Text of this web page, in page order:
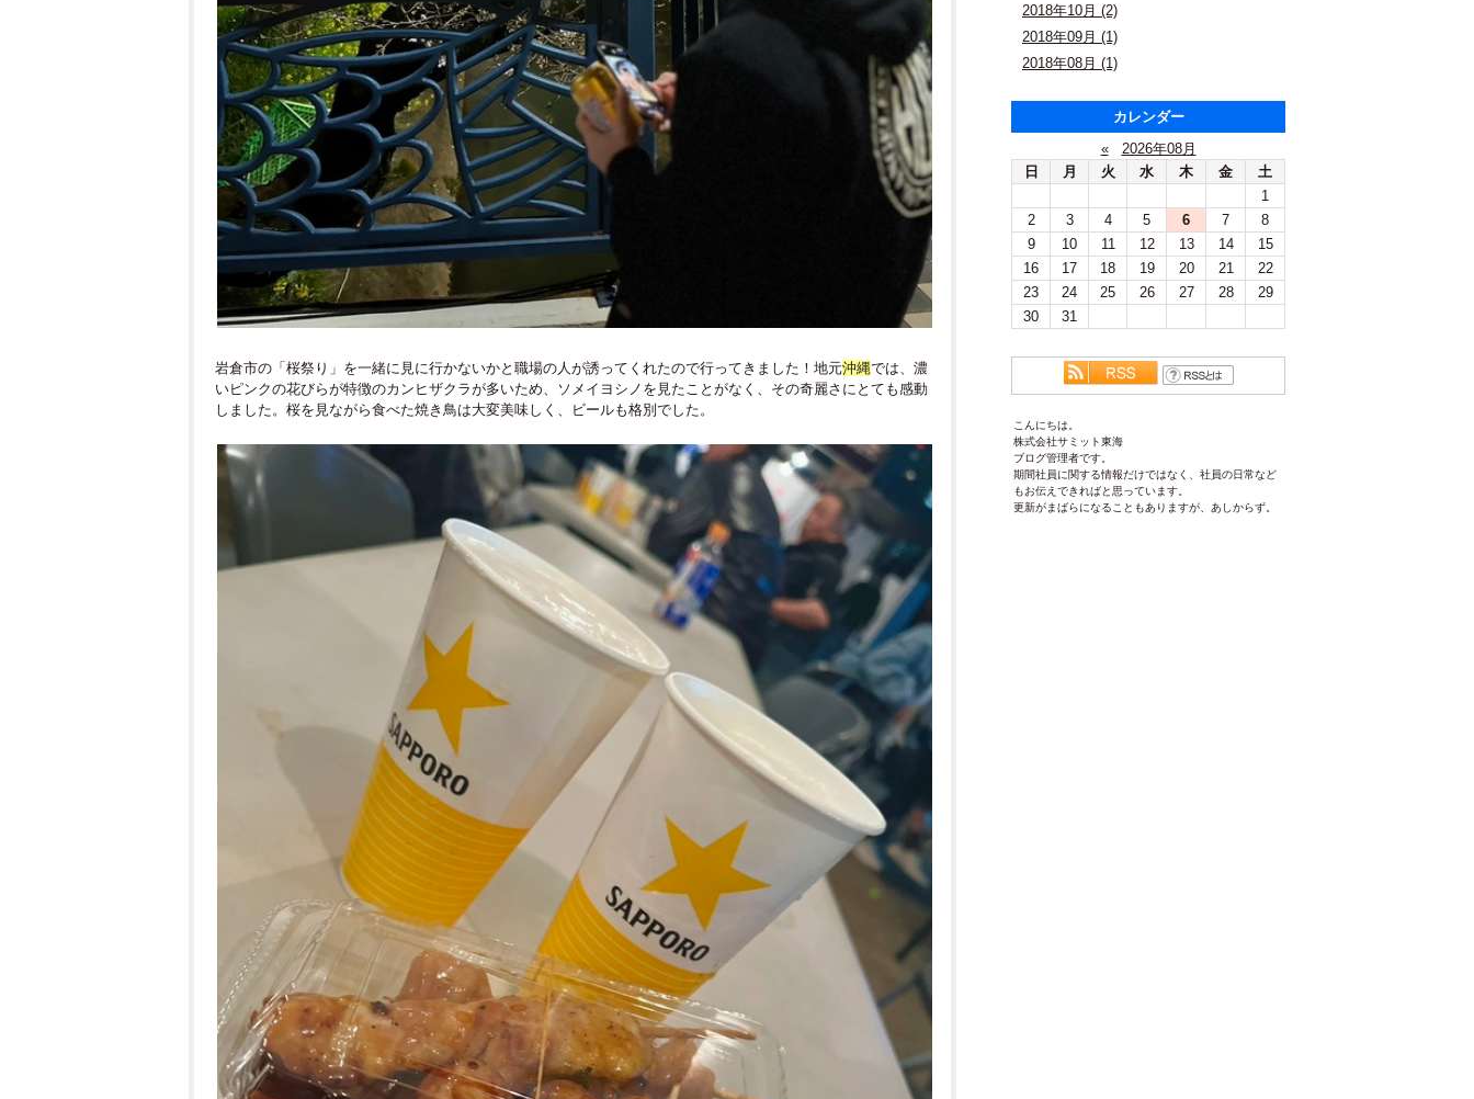
岩倉市の「桜祭り」を一緒に見に行かないかと職場の人が誘ってくれたので行ってきました！地元沖縄では、濃
いピンクの花びらが特徴のカンヒザクラが多いため、ソメイヨシノを見たことがなく、その奇麗さにとても感動
しました。桜を見ながら食べた焼き鳥は大変美味しく、ビールも格別でした。
2018年10月 (2)
2018年09月 (1)
2018年08月 (1)
カレンダー
«
2026年08月
日
月 火 水 木 金
土
1
2
3 4 5 6 7
8
9
10 11 12 13 14
15
16
17 18 19 20 21
22
23
24 25 26 27 28
29
30
31
こんにちは。
株式会社サミット東海
ブログ管理者です。
期間社員に関する情報だけではなく、社員の日常など
もお伝えできればと思っています。
更新がまばらになることもありますが、あしからず。